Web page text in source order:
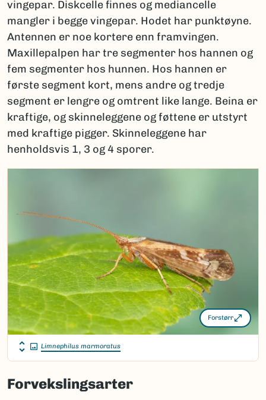
vingepar. Diskcelle finnes og mediancelle
mangler i begge vingepar. Hodet har punktøyne.
Antennen er noe kortere enn framvingen.
Maxillepalpen har tre segmenter hos hannen og
fem segmenter hos hunnen. Hos hannen er
første segment kort, mens andre og tredje
segment er lengre og omtrent like lange. Beina er
kraftige, og skinneleggene og føttene er utstyrt
med kraftige pigger. Skinneleggene har
henholdsvis 1, 3 og 4 sporer.
Forstørr
Limnephilus marmoratus
Forvekslingsarter